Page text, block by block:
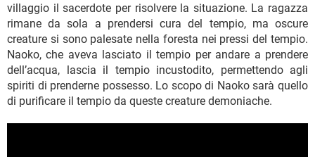
villaggio il sacerdote per risolvere la situazione. La ragazza
rimane da sola a prendersi cura del tempio, ma oscure
creature si sono palesate nella foresta nei pressi del tempio.
Naoko, che aveva lasciato il tempio per andare a prendere
dell’acqua, lascia il tempio incustodito, permettendo agli
spiriti di prenderne possesso. Lo scopo di Naoko sarà quello
di purificare il tempio da queste creature demoniache.